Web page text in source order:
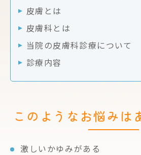
皮膚とは
皮膚科とは
当院の皮膚科診療について
診療内容
このようなお悩みは
激しいかゆみがある